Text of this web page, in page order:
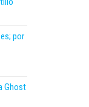
por
Ghost